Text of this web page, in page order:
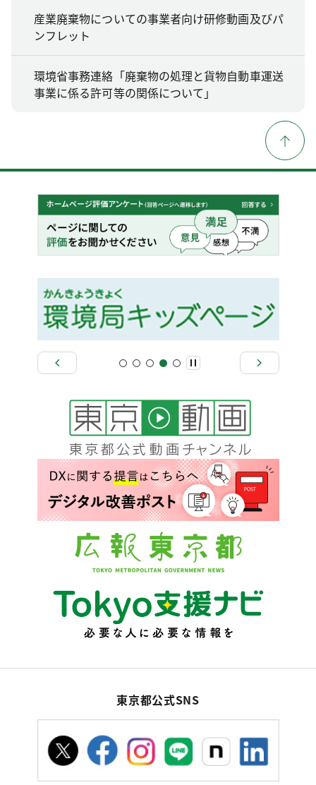
産業廃棄物についての事業者向け研修動画及びパ
ンフレット
環境省事務連絡「廃棄物の処理と貨物自動車運送
事業に係る許可等の関係について」
東京都公式SNS